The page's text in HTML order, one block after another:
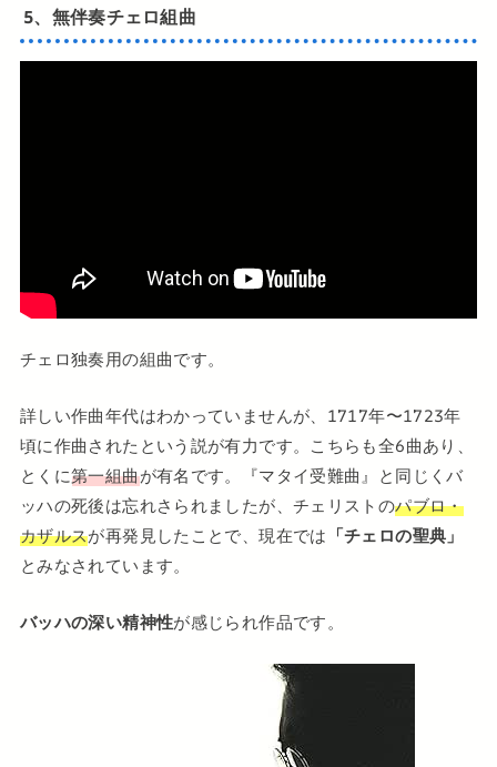
5、無伴奏チェロ組曲
チェロ独奏用の組曲です。
詳しい作曲年代はわかっていませんが、1717年〜1723年
頃に作曲されたという説が有力です。こちらも全6曲あり、
とくに第一組曲が有名です。『マタイ受難曲』と同じくバ
ッハの死後は忘れさられましたが、チェリストのパブロ・
カザルスが再発見したことで、現在では 「チェロの聖典」
とみなされています。
バッハの深い精神性が感じられ作品です。